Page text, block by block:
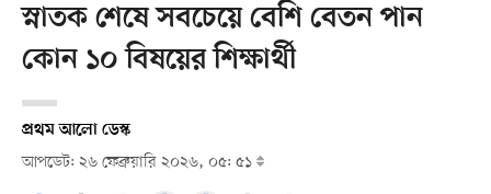
স্নাতক শেষে সবচেয়ে বেশি বেতন পান
কোন ১০ বিষয়ের শিক্ষার্থী
প্রথম আলো ডেস্ক
আপডেট: ২৬ ফেব্রুয়ারি ২০২৬, ০৫: ৫১